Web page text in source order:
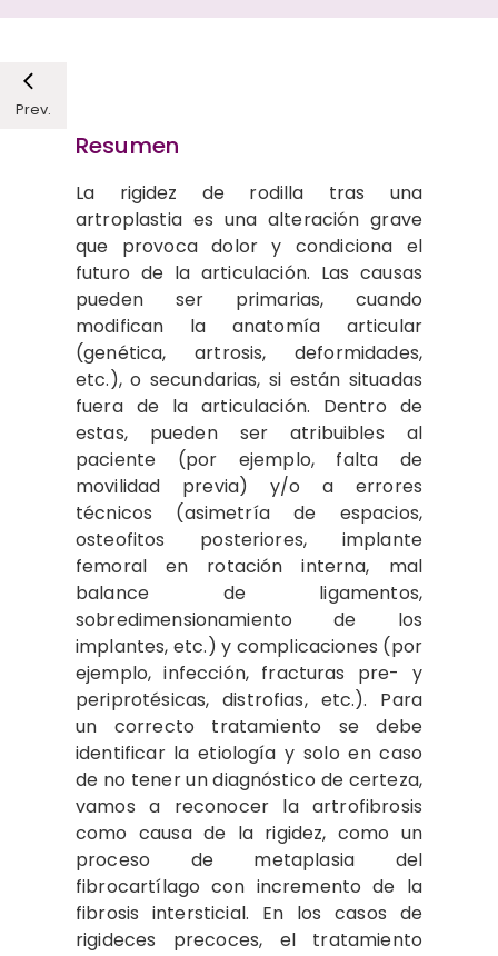
Prev.
Resumen
La rigidez de rodilla tras una
artroplastia es una alteración grave
que provoca dolor y condiciona el
futuro de la articulación. Las causas
pueden ser primarias, cuando
modifican la anatomía articular
(genética, artrosis, deformidades,
etc.), o secundarias, si están situadas
fuera de la articulación. Dentro de
estas, pueden ser atribuibles al
paciente (por ejemplo, falta de
movilidad previa) y/o a errores
técnicos (asimetría de espacios,
osteofitos posteriores, implante
femoral en rotación interna, mal
balance de ligamentos,
sobredimensionamiento de los
implantes, etc.) y complicaciones (por
ejemplo, infección, fracturas pre- y
periprotésicas, distrofias, etc.). Para
un correcto tratamiento se debe
identificar la etiología y solo en caso
de no tener un diagnóstico de certeza,
vamos a reconocer la artrofibrosis
como causa de la rigidez, como un
proceso de metaplasia del
fibrocartílago con incremento de la
fibrosis intersticial. En los casos de
rigideces precoces, el tratamiento